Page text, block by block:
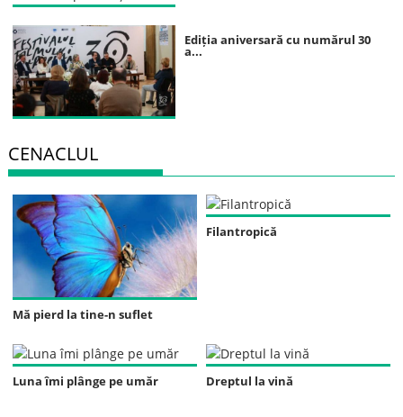
Ediția aniversară cu numărul 30
a...
CENACLUL
Mă pierd la tine-n suflet
Filantropică
Luna îmi plânge pe umăr Dreptul la vină